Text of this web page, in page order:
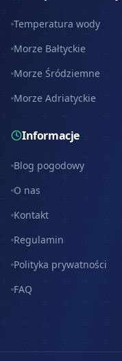
Temperatura wody
Morze Bałtyckie
Morze Śródziemne
Morze Adriatyckie
Informacje
Blog pogodowy
O nas
Kontakt
Regulamin
Polityka prywatności
FAQ